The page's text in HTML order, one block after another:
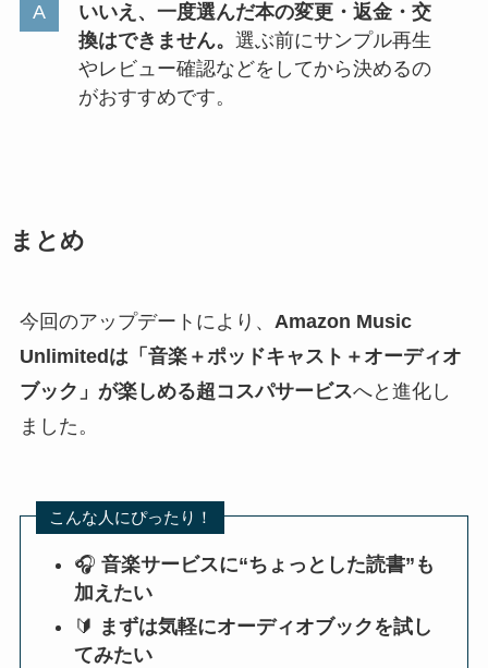
いいえ、一度選んだ本の変更・返金・交
換はできません。 選ぶ前にサンプル再生
やレビュー確認などをしてから決めるの
がおすすめです。
まとめ
今回のアップデートにより、 Amazon Music
Unlimitedは「音楽＋ポッドキャスト＋オーディオ
ブック」が楽しめる超コスパサービスへと進化し
ました。
こんな人にぴったり！
🎧音楽サービスに“ちょっとした読書”も
加えたい
🔰 まずは気軽にオーディオブックを試し
てみたい